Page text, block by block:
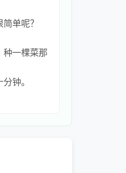
单呢？
种一棵菜那
钟。